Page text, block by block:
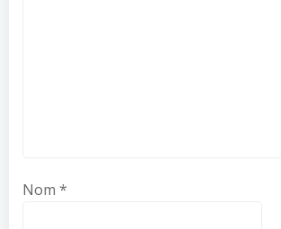
Nom *